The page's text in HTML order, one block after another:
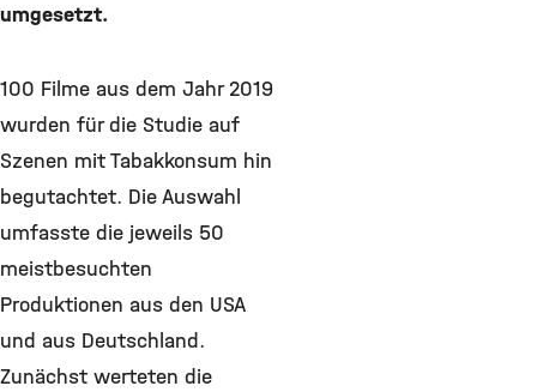
umgesetzt.
100 Filme aus dem Jahr 2019
wurden für die Studie auf
Szenen mit Tabakkonsum hin
begutachtet. Die Auswahl
umfasste die jeweils 50
meistbesuchten
Produktionen aus den USA
und aus Deutschland.
Zunächst werteten die